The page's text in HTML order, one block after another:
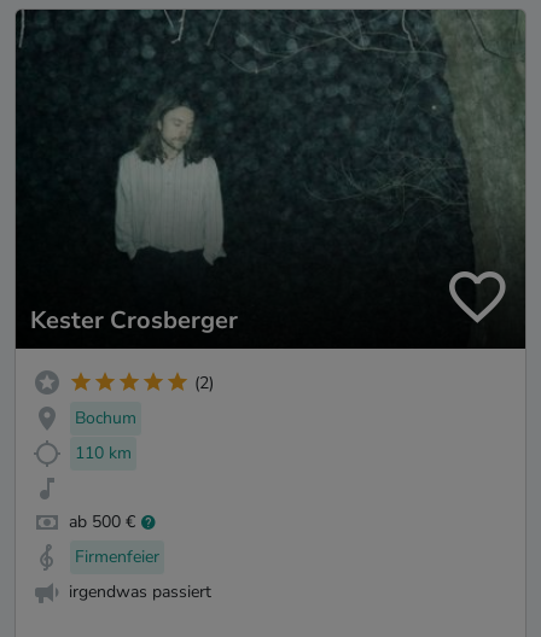
Kester Crosberger
(2)
Bochum
110 km
ab 500 €
Firmenfeier
irgendwas passiert